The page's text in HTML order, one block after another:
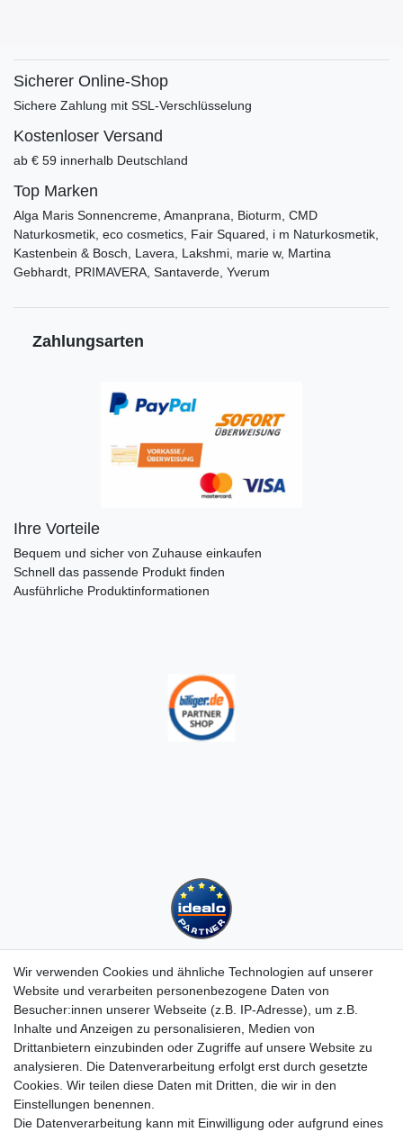
Sicherer Online-Shop
Sichere Zahlung mit SSL-Verschlüsselung
Kostenloser Versand
ab € 59 innerhalb Deutschland
Top Marken
Alga Maris Sonnencreme, Amanprana, Bioturm, CMD
Naturkosmetik, eco cosmetics, Fair Squared, i m Naturkosmetik,
Kastenbein & Bosch, Lavera, Lakshmi, marie w, Martina
Gebhardt, PRIMAVERA, Santaverde, Yverum
Zahlungsarten
Ihre Vorteile
Bequem und sicher von Zuhause einkaufen
Schnell das passende Produkt finden
Ausführliche Produktinformationen
Kundenservice
Hotline: 07452 - 847 162 0
Kontakt
Anmelden
Registrieren
Newsletter
Wir verwenden Cookies und ähnliche Technologien auf unserer
Website und verarbeiten personenbezogene Daten von
Besucher:innen unserer Webseite (z.B. IP-Adresse), um z.B.
Inhalte und Anzeigen zu personalisieren, Medien von
Drittanbietern einzubinden oder Zugriffe auf unsere Website zu
analysieren. Die Datenverarbeitung erfolgt erst durch gesetzte
Cookies. Wir teilen diese Daten mit Dritten, die wir in den
Einstellungen benennen.
Die Datenverarbeitung kann mit Einwilligung oder aufgrund eines